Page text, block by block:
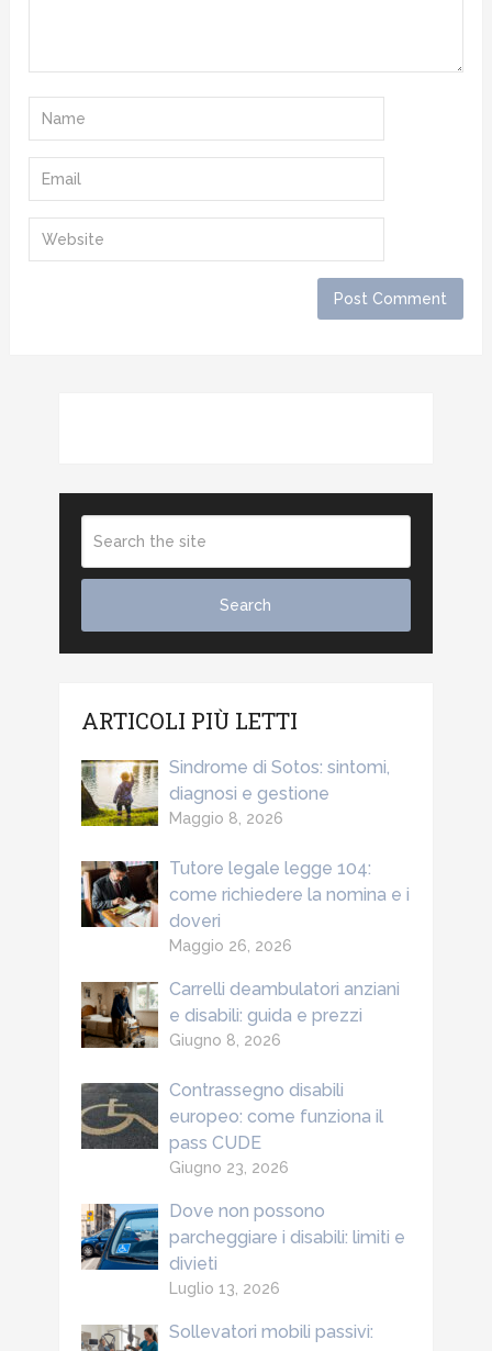
ARTICOLI PIÙ LETTI
Sindrome di Sotos: sintomi,
diagnosi e gestione
Maggio 8, 2026
Tutore legale legge 104:
come richiedere la nomina e i
doveri
Maggio 26, 2026
Carrelli deambulatori anziani
e disabili: guida e prezzi
Giugno 8, 2026
Contrassegno disabili
europeo: come funziona il
pass CUDE
Giugno 23, 2026
Dove non possono
parcheggiare i disabili: limiti e
divieti
Luglio 13, 2026
Sollevatori mobili passivi: